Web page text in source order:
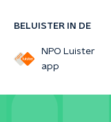
BELUISTER IN DE
NPO Luister
app